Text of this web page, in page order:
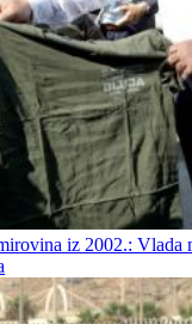
iz 2002.: Vlada